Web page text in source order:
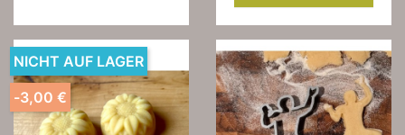
NICHT AUF LAGER
-3,00 €